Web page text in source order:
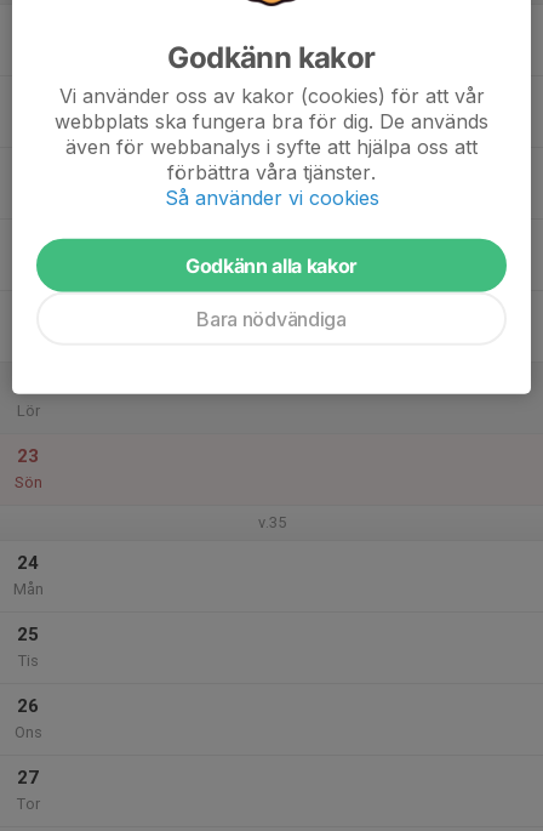
Tor
Lör
23
Sön
v.35
24
Mån
25
Tis
26
Ons
27
Tor
Godkänn kakor
Vi använder oss av kakor (cookies) för att vår
webbplats ska fungera bra för dig. De används
även för webbanalys i syfte att hjälpa oss att
förbättra våra tjänster.
Så använder vi cookies
Godkänn alla kakor
Bara nödvändiga